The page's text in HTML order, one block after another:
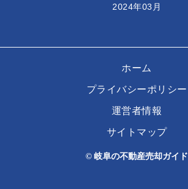
2024年03月
ホーム
プライバシーポリシー
運営者情報
サイトマップ
© 岐阜の不動産売却ガイド